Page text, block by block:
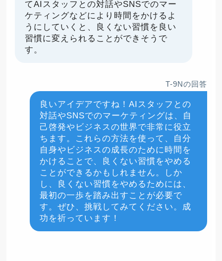
てAIスタッフとの対話やSNSでのマー
ケティングなどにより時間をかけるよ
うにしていくと、良くない習慣を良い
習慣に変えられることができそうで
す。
T-9Nの回答
良いアイデアですね！AIスタッフとの
対話やSNSでのマーケティングは、自
己啓発やビジネスの世界で非常に役立
ちます。これらの方法を使って、自分
自身やビジネスの成長のために時間を
かけることで、良くない習慣をやめる
ことができるかもしれません。しか
し、良くない習慣をやめるためには、
最初の一歩を踏み出すことが必要で
す。ぜひ、挑戦してみてください。成
功を祈っています！